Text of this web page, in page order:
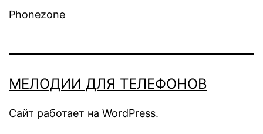
Phonezone
МЕЛОДИИ ДЛЯ ТЕЛЕФОНОВ
Сайт работает на WordPress.